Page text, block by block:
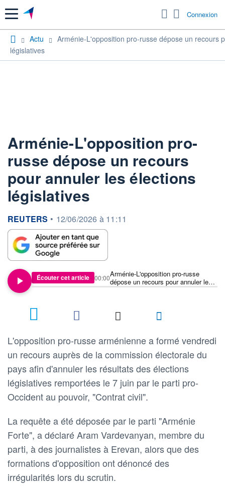
Menu Connexion
Actu
Arménie-L'opposition pro-russe dépose un recours
législatives
Arménie-L'opposition pro-
russe dépose un recours
pour annuler les élections
législatives
information fournie par
REUTERS • 12/06/2026 à 11:11
Écouter cet article
Arménie-L'opposition pro-russe
dépose un recours pour annuler les
élections législatives
00:00
L'opposition pro-russe arménienne a formé vendredi
un recours auprès de la commission électorale du
pays afin d'annuler les résultats des élections
législatives remportées le 7 juin par le parti pro-
Occident au pouvoir, "Contrat civil".
La requête a été déposée par le parti "Arménie
Forte", a déclaré Aram Vardevanyan, membre du
parti, à des journalistes à Erevan, alors que des
formations d'opposition ont dénoncé des
irrégularités lors du scrutin.